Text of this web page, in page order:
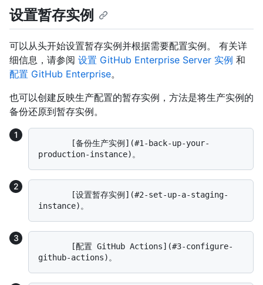
设置暂存实例
可以从头开始设置暂存实例并根据需要配置实例。 有关详
细信息，请参阅 设置 GitHub Enterprise Server 实例 和
配置 GitHub Enterprise。
也可以创建反映生产配置的暂存实例，方法是将生产实例的
备份还原到暂存实例。